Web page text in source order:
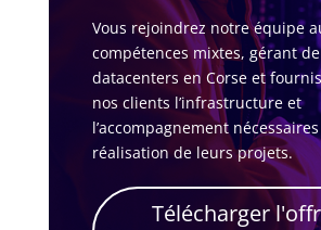
Vous rejoindrez notre équipe
compétences mixtes, gérant
datacenters en Corse et
nos clients l’infrastructure et
l’accompagnement
réalisation de leurs projets.
Télécharger